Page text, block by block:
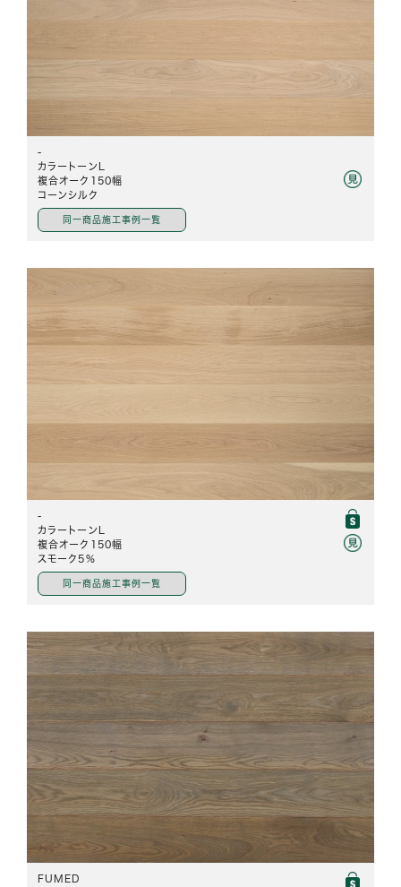
-
カラートーンL
複合オーク150幅
コーンシルク
同一商品施工事例一覧
-
カラートーンL
複合オーク150幅
スモーク5%
同一商品施工事例一覧
FUMED